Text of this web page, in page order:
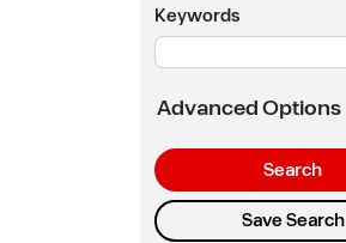
Keywords
Advanced Options
Search
Save Search